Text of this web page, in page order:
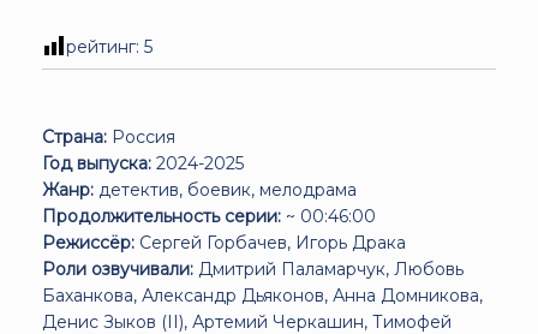
рейтинг: 5
Страна: Россия
Год выпуска: 2024-2025
Жанр: детектив, боевик, мелодрама
Продолжительность серии: ~ 00:46:00
Режиссёр: Сергей Горбачев, Игорь Драка
Роли озвучивали: Дмитрий Паламарчук, Любовь
Баханкова, Александр Дьяконов, Анна Домникова,
Денис Зыков (II), Артемий Черкашин, Тимофей